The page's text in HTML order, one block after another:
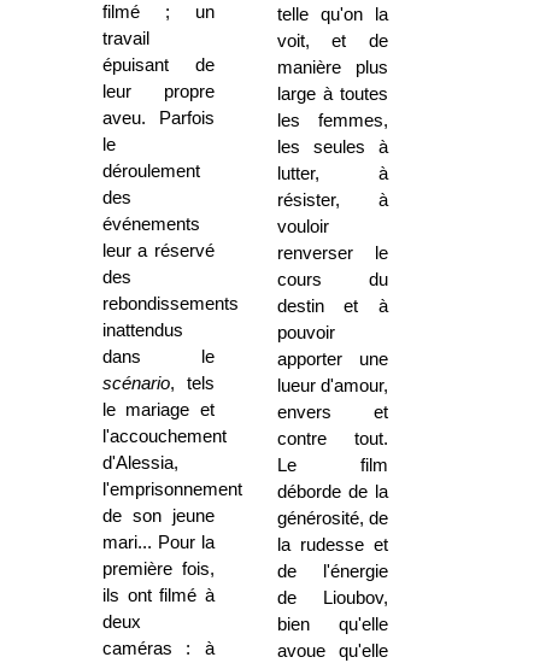
filmé ; un
travail
épuisant de
leur propre
aveu. Parfois
le
déroulement
des
événements
leur a réservé
des
rebondissements
inattendus
dans le
scénario, tels
le mariage et
l'accouchement
d'Alessia,
l'emprisonnement
de son jeune
mari... Pour la
première fois,
ils ont filmé à
deux
caméras : à
telle qu'on la
voit, et de
manière plus
large à toutes
les femmes,
les seules à
lutter, à
résister, à
vouloir
renverser le
cours du
destin et à
pouvoir
apporter une
lueur d'amour,
envers et
contre tout.
Le film
déborde de la
générosité, de
la rudesse et
de l'énergie
de Lioubov,
bien qu'elle
avoue qu'elle